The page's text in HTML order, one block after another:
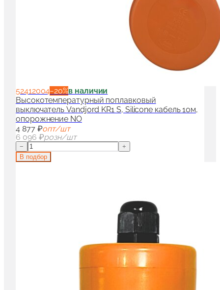
52412004−20%в наличии
Высокотемпературный поплавковый
выключатель Vandjord KR1 S, Silicone кабель 10м,
опорожнение NO
4 877 ₽опт/шт
6 096 ₽розн/шт
−
+
В подбор